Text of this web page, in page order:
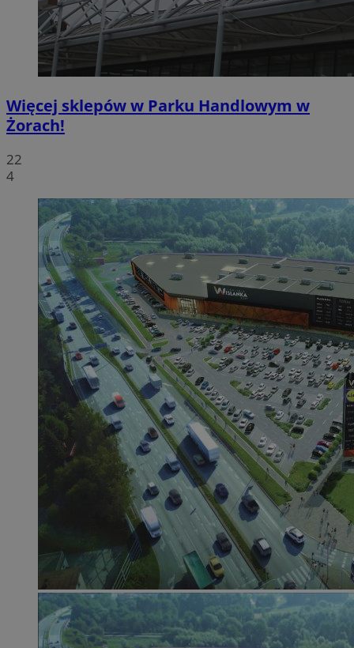
Więcej sklepów w Parku Handlowym w
Żorach!
22
4